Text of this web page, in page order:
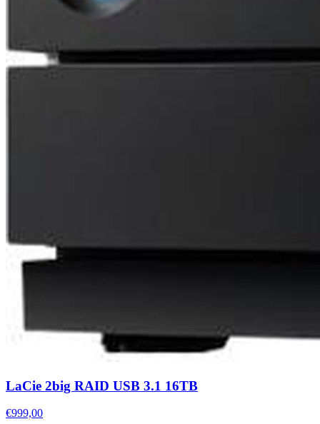
LaCie 2big RAID USB 3.1 16TB
€999,00